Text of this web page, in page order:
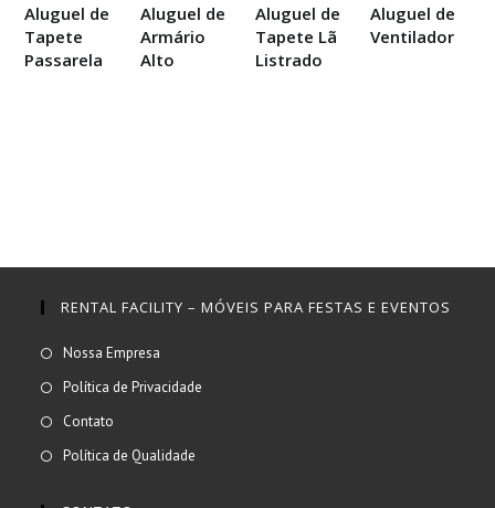
Aluguel de
Tapete
Passarela
Aluguel de
Armário
Alto
Aluguel de
Tapete Lã
Listrado
Aluguel de
Ventilador
RENTAL FACILITY – MÓVEIS PARA FESTAS E EVENTOS
Nossa Empresa
em
aba
Política de Privacidade
Contato
em
Política de Qualidade